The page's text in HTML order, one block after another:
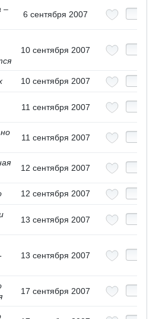
–
6 сентября 2007
10 сентября 2007
10 сентября 2007
11 сентября 2007
11 сентября 2007
12 сентября 2007
12 сентября 2007
13 сентября 2007
13 сентября 2007
17 сентября 2007